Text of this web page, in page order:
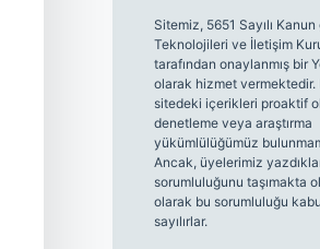
Sitemiz, 5651 Sayılı
Teknolojileri ve İletişim
tarafından onaylanmış bir
olarak hizmet vermektedir.
sitedeki içerikleri proaktif
denetleme veya araştırma
yükümlülüğümüz
Ancak, üyelerimiz
sorumluluğunu taşımakta
olarak bu sorumluluğu
sayılırlar.